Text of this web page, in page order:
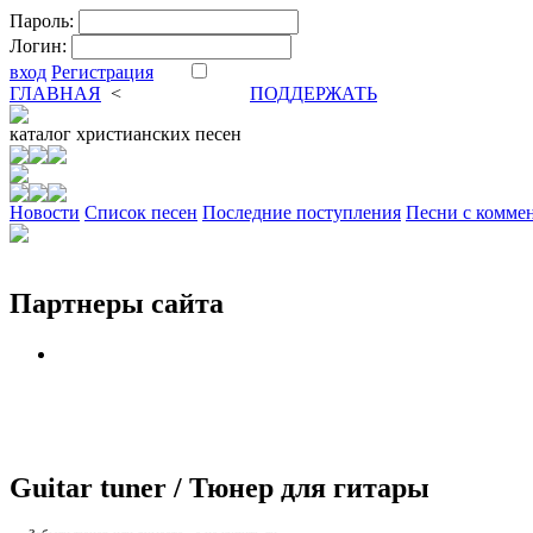
Пароль:
Логин:
вход Регистрация
ГЛАВНАЯ <
ПОДДЕРЖАТЬ
каталог христианских песен
Новости Cписок песен Последние поступления Песни с
Партнеры сайта
Guitar tuner / Тюнер для гитары